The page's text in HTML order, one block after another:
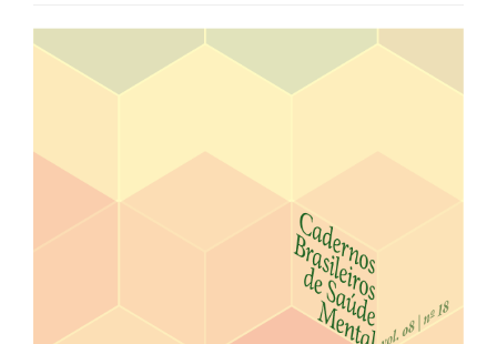
Barra
lateral
artigos